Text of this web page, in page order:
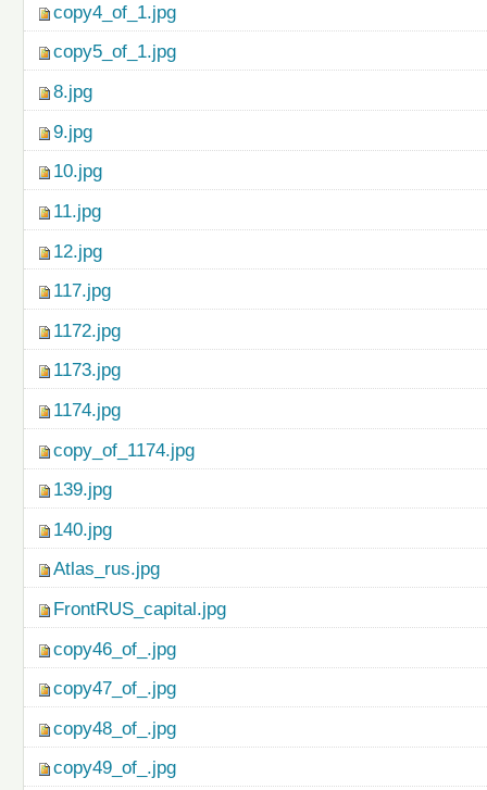
copy4_of_1.jpg
copy5_of_1.jpg
8.jpg
9.jpg
10.jpg
11.jpg
12.jpg
117.jpg
1172.jpg
1173.jpg
1174.jpg
copy_of_1174.jpg
139.jpg
140.jpg
Atlas_rus.jpg
FrontRUS_capital.jpg
copy46_of_.jpg
copy47_of_.jpg
copy48_of_.jpg
copy49_of_.jpg